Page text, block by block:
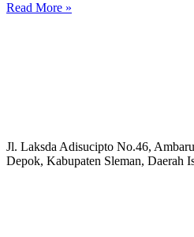
Read More »
Jl. Laksda Adisucipto No.46,
Depok, Kabupaten Sleman, Daerah